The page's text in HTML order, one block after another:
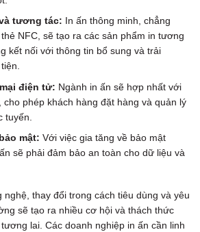
tương tác: In ấn thông minh, chẳng
NFC, sẽ tạo ra các sản phẩm in tương
kết nối với thông tin bổ sung và trải
điện tử: Ngành in ấn sẽ hợp nhất với
phép khách hàng đặt hàng và quản lý
tuyến.
mật: Với việc gia tăng về bảo mật
sẽ phải đảm bảo an toàn cho dữ liệu và
nghệ, thay đổi trong cách tiêu dùng và yêu
sẽ tạo ra nhiều cơ hội và thách thức
lai. Các doanh nghiệp in ấn cần linh